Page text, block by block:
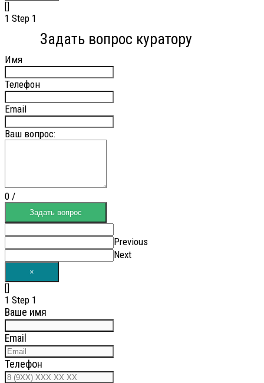
[]
1 Step 1
Задать вопрос куратору
Имя
Телефон
Email
Ваш вопрос:
0 /
Задать вопрос
Previous
Next
×
[]
1 Step 1
Ваше имя
Email
Телефон